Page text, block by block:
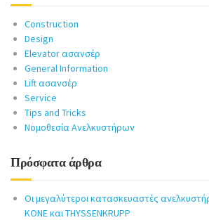
Construction
Design
Elevator ασανσέρ
General Information
Lift ασανσέρ
Service
Tips and Tricks
Νομοθεσία Ανελκυστήρων
Πρόσφατα άρθρα
Οι μεγαλύτεροι κατασκευαστές
KONE και THYSSENKRUPP